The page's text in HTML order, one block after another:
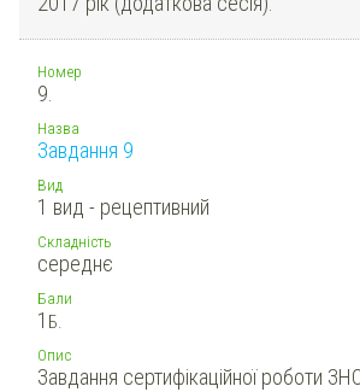
Номер
9.
Назва
Завдання 9
Вид
1 вид - рецептивний
Складність
середнє
Бали
1 Б.
Опис
Завдання сертифікаційної роботи